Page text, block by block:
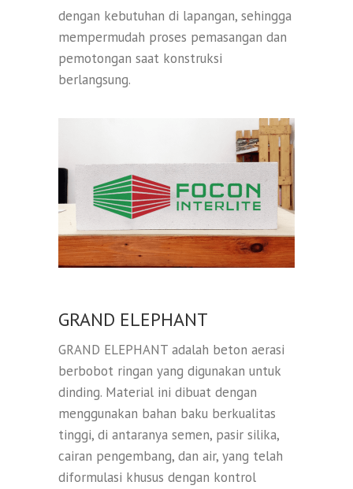
dengan kebutuhan di lapangan, sehingga
mempermudah proses pemasangan dan
pemotongan saat konstruksi
berlangsung.
GRAND ELEPHANT
GRAND ELEPHANT adalah beton aerasi
berbobot ringan yang digunakan untuk
dinding. Material ini dibuat dengan
menggunakan bahan baku berkualitas
tinggi, di antaranya semen, pasir silika,
cairan pengembang, dan air, yang telah
diformulasi khusus dengan kontrol